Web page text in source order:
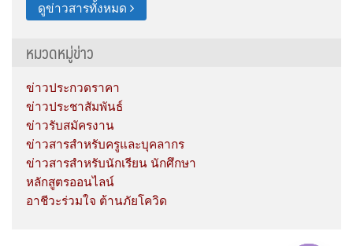
ดูข่าวสารทั้งหมด
หมวดหมู่ข่าว
ข่าวประกวดราคา
ข่าวประชาสัมพันธ์
ข่าวรับสมัครงาน
ข่าวสารสำหรับครูและบุคลากร
ข่าวสารสำหรับนักเรียน นักศึกษา
หลักสูตรออนไลน์
อาชีวะร่วมใจ ต้านภัยโควิด